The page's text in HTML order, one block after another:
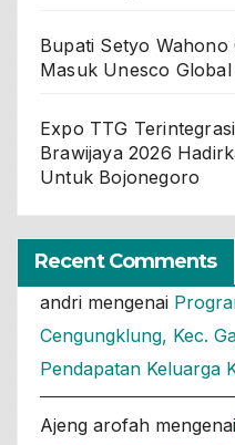
Bupati Setyo Wahono
Masuk Unesco
Expo TTG
Brawijaya 2026
Untuk Bojonegoro
Recent Comments
andri mengenai
Cengungklung, Kec.
Pendapatan Keluarga
Ajeng arofah mengenai